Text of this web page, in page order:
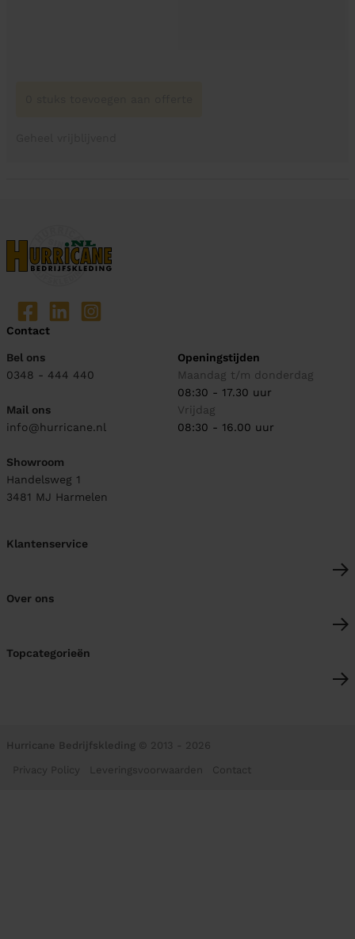
Contact
Bel ons
0348 - 444 440
Mail ons
info@hurricane.nl
Showroom
Handelsweg 1
3481 MJ Harmelen
Openingstijden
Maandag t/m donderdag
08:30 - 17.30 uur
Vrijdag
08:30 - 16.00 uur
Klantenservice
Over ons
Topcategorieën
Hurricane Bedrijfskleding © 2013 - 2026
Privacy Policy Leveringsvoorwaarden Contact